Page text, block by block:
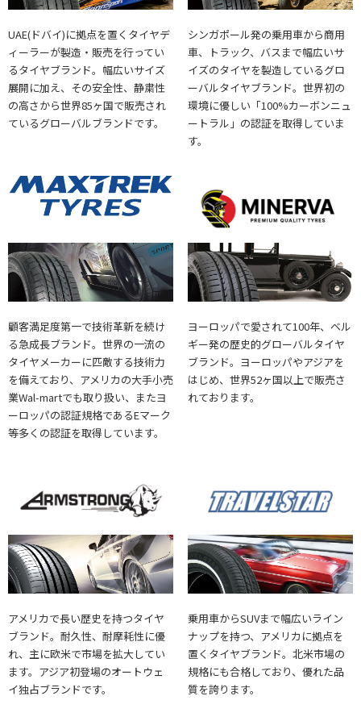
UAE(ドバイ)に拠点を置くタイヤデ
ィーラーが製造・販売を行ってい
るタイヤブランド。幅広いサイズ
展開に加え、その安全性、静粛性
の高さから世界85ヶ国で販売され
ているグローバルブランドです。
シンガポール発の乗用車から商用
車、トラック、バスまで幅広いサ
イズのタイヤを製造しているグロ
ーバルタイヤブランド。世界初の
環境に優しい「100%カーボンニュ
ートラル」の認証を取得していま
す。
顧客満足度第一で技術革新を続け
る急成長ブランド。世界の一流の
タイヤメーカーに匹敵する技術力
を備えており、アメリカの大手小売
業Wal-martでも取り扱い、またヨ
ーロッパの認証規格であるEマーク
等多くの認証を取得しています。
ヨーロッパで愛されて100年、ベル
ギー発の歴史的グローバルタイヤ
ブランド。ヨーロッパやアジアを
はじめ、世界52ヶ国以上で販売さ
れております。
アメリカで長い歴史を持つタイヤ
ブランド。耐久性、耐摩耗性に優
れ、主に欧米で市場を拡大してい
ます。アジア初登場のオートウェ
イ独占ブランドです。
乗用車からSUVまで幅広いライン
ナップを持つ、アメリカに拠点を
置くタイヤブランド。北米市場の
規格にも合格しており、優れた品
質を誇ります。